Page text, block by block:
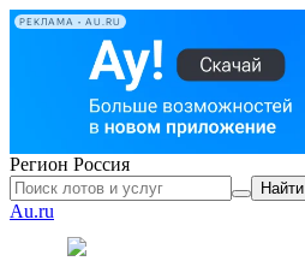
РЕКЛАМА • AU.RU
Регион Россия
Найти
Au.ru